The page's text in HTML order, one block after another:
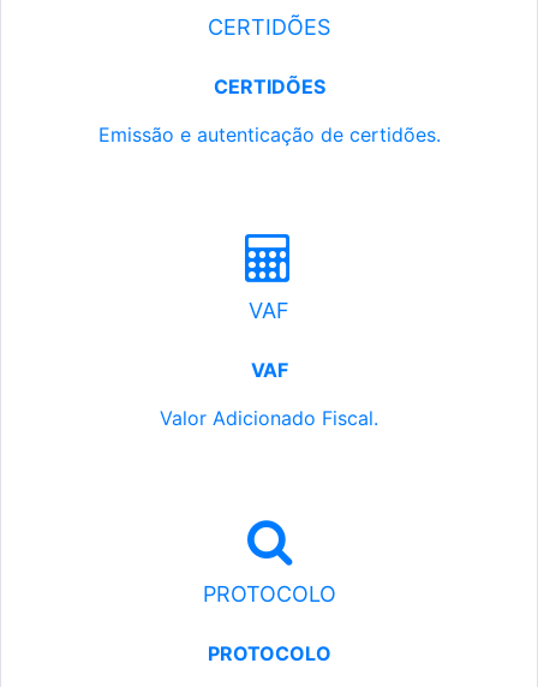
CERTIDÕES
CERTIDÕES
Emissão e autenticação de certidões.
VAF
VAF
Valor Adicionado Fiscal.
PROTOCOLO
PROTOCOLO